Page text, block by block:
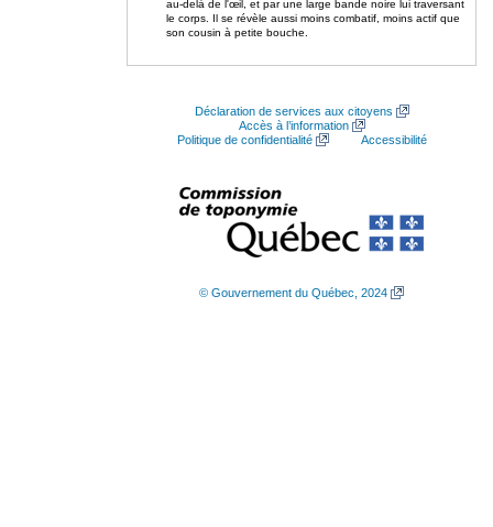
au-delà de l'œil, et par une large bande noire lui traversant
le corps. Il se révèle aussi moins combatif, moins actif que
son cousin à petite bouche.
Déclaration de services aux citoyens
Accès à l’information
Politique de confidentialité
Accessibilité
© Gouvernement du Québec, 2024